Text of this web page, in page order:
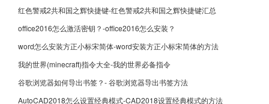
红色警戒2共和国之辉快捷键-红色警戒2共和国之辉快捷键汇总
office2016怎么激活密钥？-office2016怎么安装？
word怎么安装方正小标宋简体-word安装方正小标宋简体的方法
我的世界(minecraft)指令大全-我的世界必备指令
谷歌浏览器如何导出书签？- 谷歌浏览器导出书签方法
AutoCAD2018怎么设置经典模式-CAD2018设置经典模式的方法